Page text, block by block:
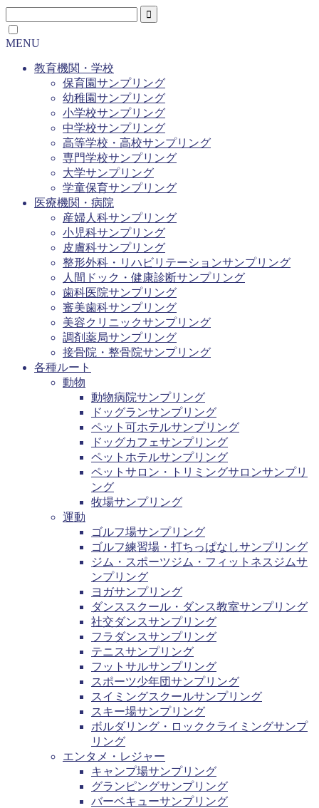
MENU
教育機関・学校
保育園サンプリング
幼稚園サンプリング
小学校サンプリング
中学校サンプリング
高等学校・高校サンプリング
専門学校サンプリング
大学サンプリング
学童保育サンプリング
医療機関・病院
産婦人科サンプリング
小児科サンプリング
皮膚科サンプリング
整形外科・リハビリテーションサンプリング
人間ドック・健康診断サンプリング
歯科医院サンプリング
審美歯科サンプリング
美容クリニックサンプリング
調剤薬局サンプリング
接骨院・整骨院サンプリング
各種ルート
動物
動物病院サンプリング
ドッグランサンプリング
ペット可ホテルサンプリング
ドッグカフェサンプリング
ペットホテルサンプリング
ペットサロン・トリミングサロンサンプリ
ング
牧場サンプリング
運動
ゴルフ場サンプリング
ゴルフ練習場・打ちっぱなしサンプリング
ジム・スポーツジム・フィットネスジムサ
ンプリング
ヨガサンプリング
ダンススクール・ダンス教室サンプリング
社交ダンスサンプリング
フラダンスサンプリング
テニスサンプリング
フットサルサンプリング
スポーツ少年団サンプリング
スイミングスクールサンプリング
スキー場サンプリング
ボルダリング・ロッククライミングサンプ
リング
エンタメ・レジャー
キャンプ場サンプリング
グランピングサンプリング
バーベキューサンプリング